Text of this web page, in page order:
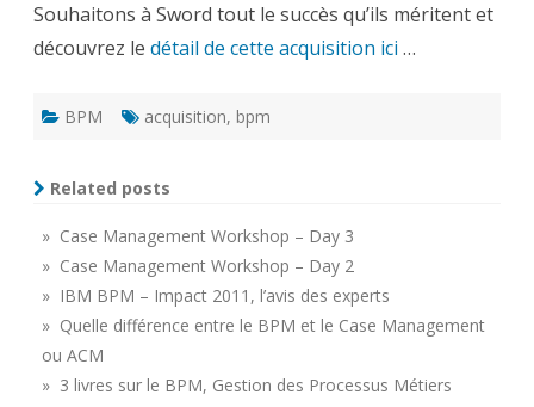
Souhaitons à Sword tout le succès qu’ils méritent et
découvrez le détail de cette acquisition ici …
BPM acquisition, bpm
Related posts
» Case Management Workshop – Day 3
» Case Management Workshop – Day 2
» IBM BPM – Impact 2011, l’avis des experts
» Quelle différence entre le BPM et le Case Management
ou ACM
» 3 livres sur le BPM, Gestion des Processus Métiers